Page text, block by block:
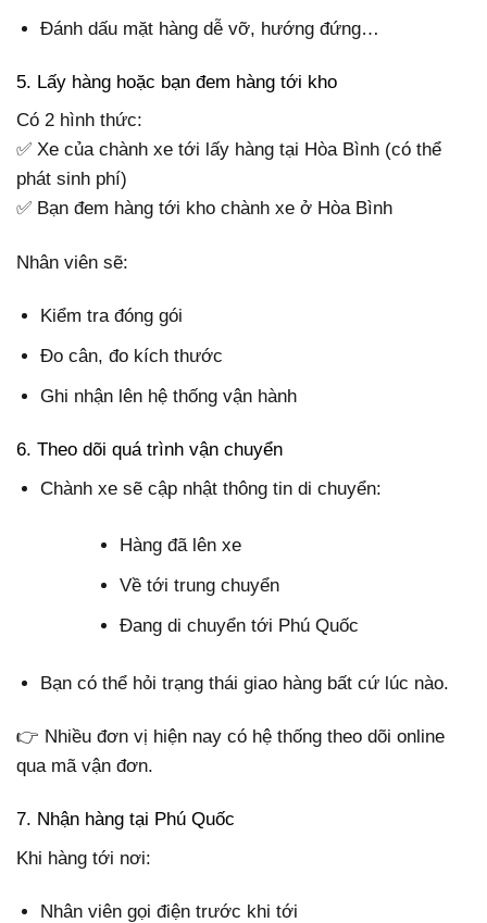
Đánh dấu mặt hàng dễ vỡ, hướng đứng…
5. Lấy hàng hoặc bạn đem hàng tới kho
Có 2 hình thức:
✅ Xe của chành xe tới lấy hàng tại Hòa Bình (có thể
phát sinh phí)
✅ Bạn đem hàng tới kho chành xe ở Hòa Bình
Nhân viên sẽ:
Kiểm tra đóng gói
Đo cân, đo kích thước
Ghi nhận lên hệ thống vận hành
6. Theo dõi quá trình vận chuyển
Chành xe sẽ cập nhật thông tin di chuyển:
Hàng đã lên xe
Về tới trung chuyển
Đang di chuyển tới Phú Quốc
Bạn có thể hỏi trạng thái giao hàng bất cứ lúc nào.
👉 Nhiều đơn vị hiện nay có hệ thống theo dõi online
qua mã vận đơn.
7. Nhận hàng tại Phú Quốc
Khi hàng tới nơi:
Nhân viên gọi điện trước khi tới